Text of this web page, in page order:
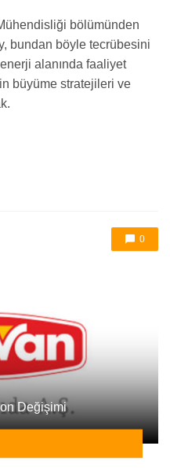
bölümünden
bundan böyle tecrübesini
alanında faaliyet
büyüme stratejileri ve
0
Değişimi